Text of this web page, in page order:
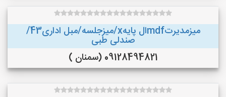
میزمدیرتmdfال پایهx/میزجلسه/مبل اداری43/
صندلی طبی
09128494821 (سمنان )